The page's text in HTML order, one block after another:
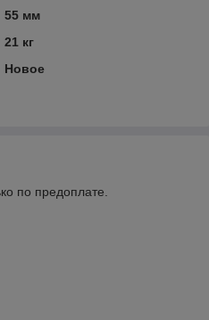
55 мм
21 кг
Новое
по предоплате.